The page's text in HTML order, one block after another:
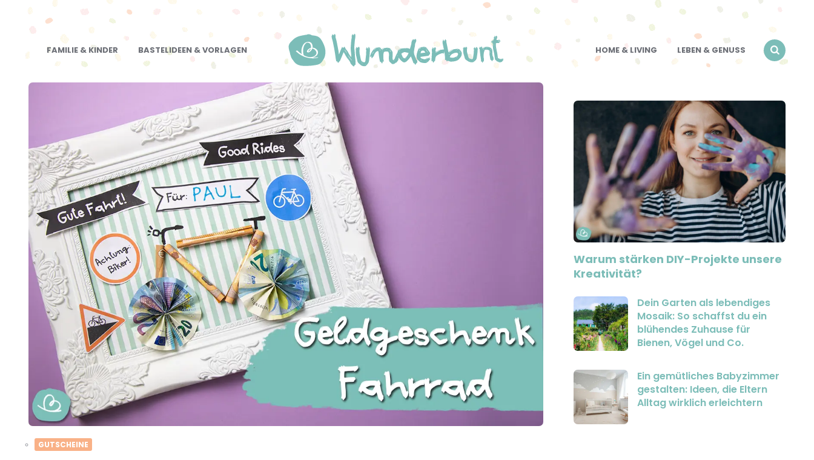
FAMILIE & KINDER BASTELIDEEN & VORLAGEN WUNDERBUNT.DE HOME & LIVING LEBEN & GENUSS
GUTSCHEINE
Warum stärken DIY-Projekte unsere
Kreativität?
Dein Garten als lebendiges
Mosaik: So schaffst du ein
blühendes Zuhause für
Bienen, Vögel und Co.
Ein gemütliches Babyzimmer
gestalten: Ideen, die Eltern
Alltag wirklich erleichtern